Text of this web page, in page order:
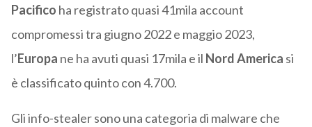
Pacifico ha registrato quasi 41mila account
compromessi tra giugno 2022 e maggio 2023,
l’Europa ne ha avuti quasi 17mila e il Nord America si
è classificato quinto con 4.700.
Gli info-stealer sono una categoria di malware che